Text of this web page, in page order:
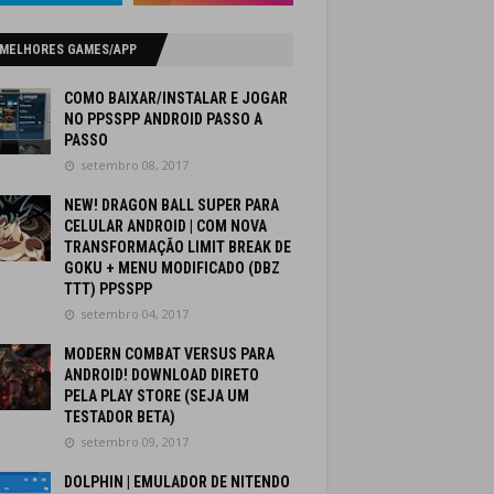
GAMES/APP
COMO BAIXAR/INSTALAR E JOGAR
NO PPSSPP ANDROID PASSO A
PASSO
setembro 08, 2017
NEW! DRAGON BALL SUPER PARA
CELULAR ANDROID | COM NOVA
TRANSFORMAÇÃO LIMIT BREAK DE
GOKU + MENU MODIFICADO (DBZ
TTT) PPSSPP
setembro 04, 2017
MODERN COMBAT VERSUS PARA
ANDROID! DOWNLOAD DIRETO
PELA PLAY STORE (SEJA UM
TESTADOR BETA)
setembro 09, 2017
DOLPHIN | EMULADOR DE NITENDO